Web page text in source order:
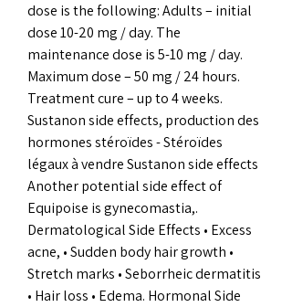
dose is the following: Adults – initial
dose 10-20 mg / day. The
maintenance dose is 5-10 mg / day.
Maximum dose – 50 mg / 24 hours.
Treatment cure – up to 4 weeks.
Sustanon side effects, production des
hormones stéroïdes - Stéroïdes
légaux à vendre Sustanon side effects
Another potential side effect of
Equipoise is gynecomastia,.
Dermatological Side Effects • Excess
acne, • Sudden body hair growth •
Stretch marks • Seborrheic dermatitis
• Hair loss • Edema. Hormonal Side